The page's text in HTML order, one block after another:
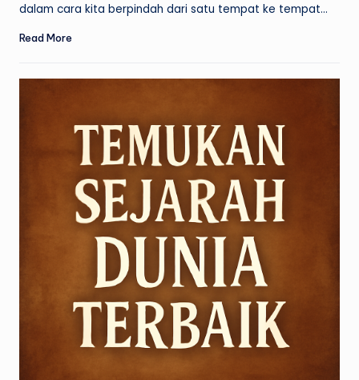
dalam cara kita berpindah dari satu tempat ke tempat…
Read More